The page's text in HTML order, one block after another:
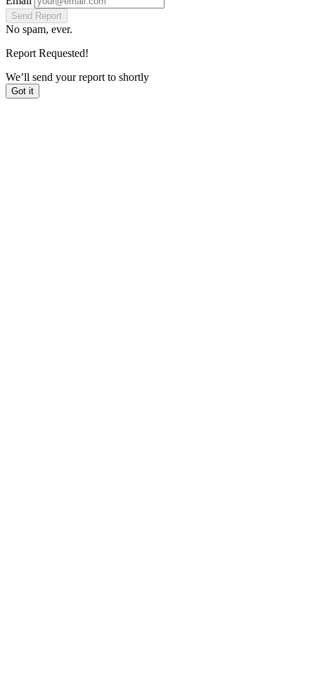
Send Report
No spam, ever.
Report Requested!
We’ll send your report to shortly
Got it